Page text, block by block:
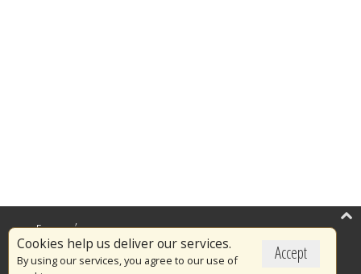
Accept
Cookies help us deliver our services.
By using our services, you agree to our use of
Επικαιρότητα
Το Πυροσβεστικό Σώμα